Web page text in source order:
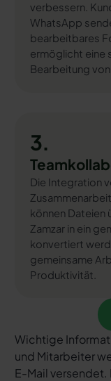
verbessern.
WhatsApp
bearbeitbares
ermöglicht eine
Bearbeitung
3.
Die Integration
können Dateien
Zamzar in ein
konvertiert
gemeinsame
Produktivität.
Wichtige
und Mitarbeiter
E-Mail